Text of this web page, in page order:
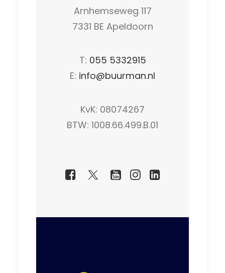
Arnhemseweg 117
7331 BE Apeldoorn
T: 055 5332915
E: info@buurman.nl
KvK: 08074267
BTW: 1008.66.499.B.01